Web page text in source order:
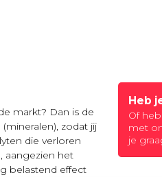
markt? Dan is de
zodat jij
die verloren
aangezien het
belastend effect
Heb
Of
met
je